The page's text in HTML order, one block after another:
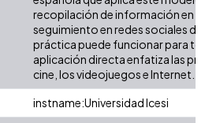
recopilación de información en
seguimiento en redes sociales
práctica puede funcionar para
aplicación directa enfatiza las
cine, los videojuegos e Internet.
instname:Universidad Icesi